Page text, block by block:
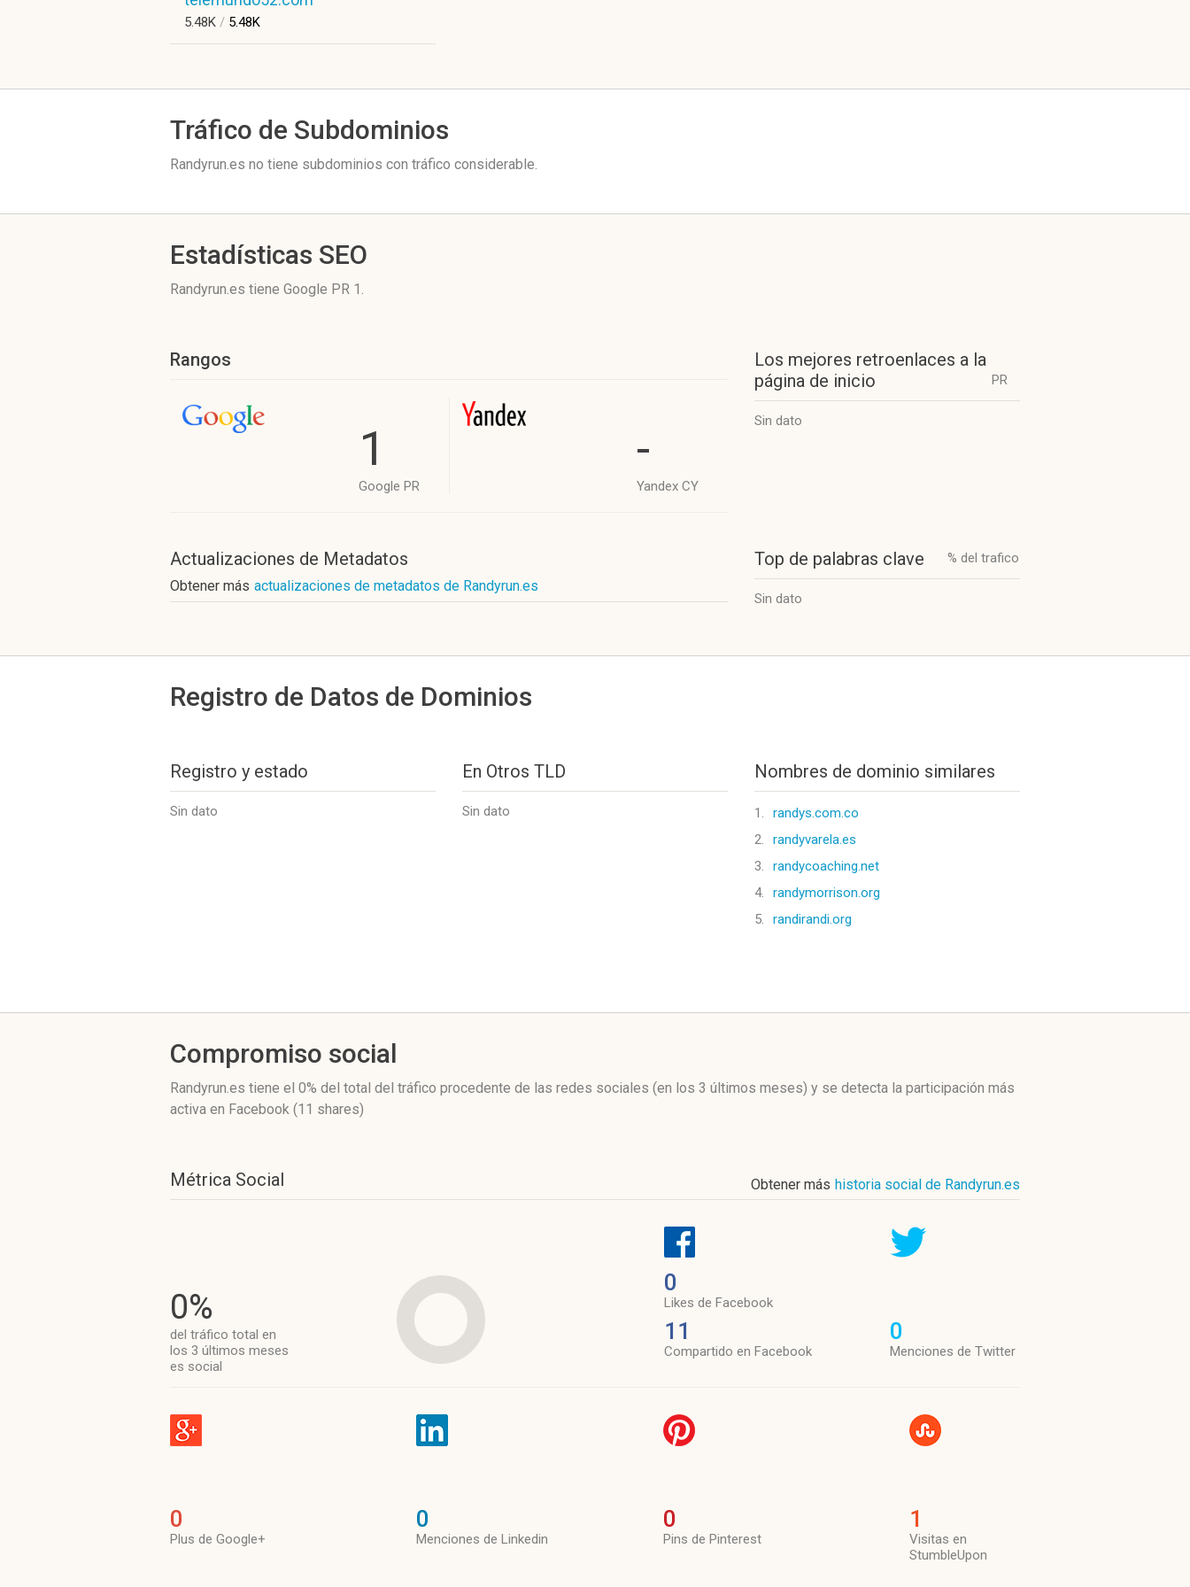
5.48K / 5.48K
Tráfico de Subdominios
Randyrun.es no tiene subdominios con tráfico considerable.
Estadísticas SEO
Randyrun.es tiene Google PR 1.
Rangos
1
Google PR
-
Yandex CY
Actualizaciones de Metadatos
Obtener más actualizaciones de metadatos de Randyrun.es
Los mejores retroenlaces a la
página de inicio
PR
Sin dato
Top de palabras clave % del trafico
Sin dato
Registro de Datos de Dominios
Registro y estado
Sin dato
En Otros TLD
Sin dato
Nombres de dominio similares
1.
randys.com.co
2.
randyvarela.es
3.
randycoaching.net
4.
randymorrison.org
5.
randirandi.org
Compromiso social
Randyrun.es tiene el 0% del total del tráfico procedente de las redes sociales (en los 3 últimos meses) y se detecta la participación más
activa en Facebook (11 shares)
Métrica Social Obtener más historia social de Randyrun.es
0%
del tráfico total en
los 3 últimos meses
es social
0
Likes de Facebook
11
Compartido en Facebook
0
Menciones de Twitter
0
Plus de Google+
0
Menciones de Linkedin
0
Pins de Pinterest
1
Visitas en
StumbleUpon